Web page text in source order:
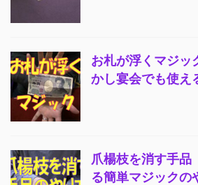
お札が浮くマジッ
かし宴会でも使え
爪楊枝を消す手
る簡単マジックの